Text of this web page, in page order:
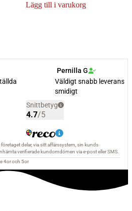
Lägg till i varukorg